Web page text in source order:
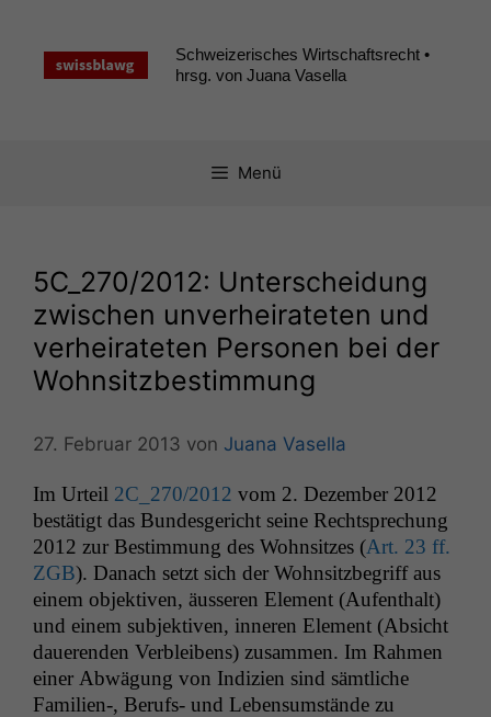
springen
Schweizerisches Wirtschaftsrecht •
hrsg. von Juana Vasella
Menü
5C_270/2012: Unterscheidung
zwischen unverheirateten und
verheirateten Personen bei der
Wohnsitzbestimmung
27. Februar 2013 von Juana Vasella
Im Urteil 2C_270/2012 vom 2. Dezem­ber 2012
bestätigt das Bun­des­gericht seine Recht­sprechung
2012 zur Bes­tim­mung des Wohn­sitzes (Art. 23 ff.
ZGB). Danach set­zt sich der Wohn­sitzbe­griff aus
einem objek­tiv­en, äusseren Ele­ment (Aufen­thalt)
und einem sub­jek­tiv­en, inneren Ele­ment (Absicht
daueren­den Verbleibens) zusam­men. Im Rah­men
ein­er Abwä­gung von Indizien sind sämtliche
Familien‑, Berufs- und Leben­sum­stände zu